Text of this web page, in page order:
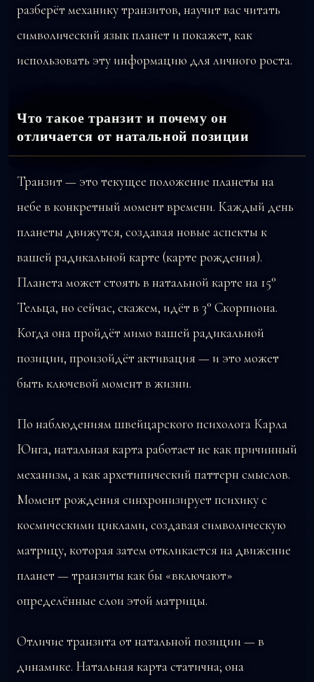
разберёт механику транзитов, научит вас читать
символический язык планет и покажет, как
использовать эту информацию для личного роста.
Что такое транзит и почему он
отличается от натальной позиции
Транзит — это текущее положение планеты на
небе в конкретный момент времени. Каждый день
планеты движутся, создавая новые аспекты к
вашей радикальной карте (карте рождения).
Планета может стоять в натальной карте на 15°
Тельца, но сейчас, скажем, идёт в 3° Скорпиона.
Когда она пройдёт мимо вашей радикальной
позиции, произойдёт активация — и это может
быть ключевой момент в жизни.
По наблюдениям швейцарского психолога Карла
Юнга, натальная карта работает не как причинный
механизм, а как архетипический паттерн смыслов.
Момент рождения синхронизирует психику с
космическими циклами, создавая символическую
матрицу, которая затем откликается на движение
планет — транзиты как бы «включают»
определённые слои этой матрицы.
Отличие транзита от натальной позиции — в
динамике. Натальная карта статична; она